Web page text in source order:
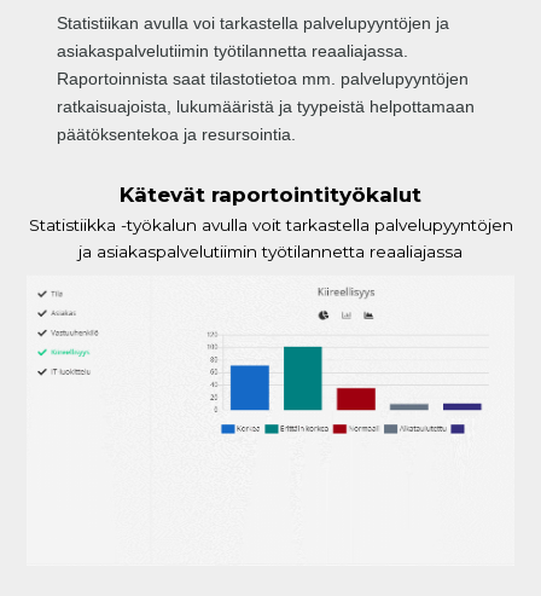
Statistiikan avulla voi tarkastella palvelupyyntöjen ja
asiakaspalvelutiimin työtilannetta reaaliajassa.
Raportoinnista saat tilastotietoa mm. palvelupyyntöjen
ratkaisuajoista, lukumääristä ja tyypeistä helpottamaan
päätöksentekoa ja resursointia.
Kätevät raportointityökalut
Statistiikka -työkalun avulla voit tarkastella palvelupyyntöjen
ja asiakaspalvelutiimin työtilannetta reaaliajassa